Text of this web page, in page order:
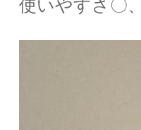
使いやすさ〇